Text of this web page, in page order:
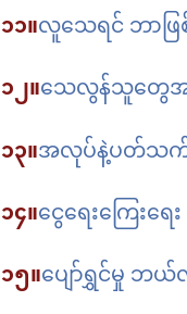
၁၁။လူသေရင် ဘာဖ
၁၂။သေလွန်သူတွေ
၁၃။အလုပ်နဲ့ပတ်သက်ပ
၁၄။ငွေရေးကြေး
၁၅။ပျော်ရွှင်မှု ဘ